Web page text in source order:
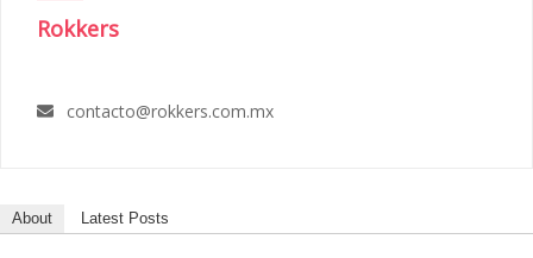
Rokkers
contacto@rokkers.com.mx
About Latest Posts